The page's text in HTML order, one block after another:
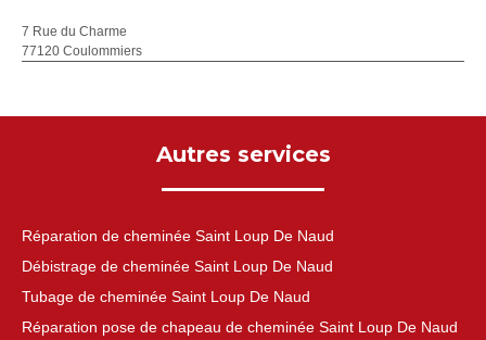
7 Rue du Charme
77120 Coulommiers
Autres services
Réparation de cheminée Saint Loup De Naud
Débistrage de cheminée Saint Loup De Naud
Tubage de cheminée Saint Loup De Naud
Réparation pose de chapeau de cheminée Saint Loup De Naud